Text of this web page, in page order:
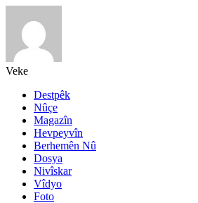
Veke
Destpêk
Nûçe
Magazîn
Hevpeyvîn
Berhemên Nû
Dosya
Nivîskar
Vîdyo
Foto